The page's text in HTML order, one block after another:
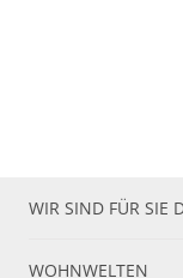
WIR SIND FÜR SIE
WOHNWELTEN